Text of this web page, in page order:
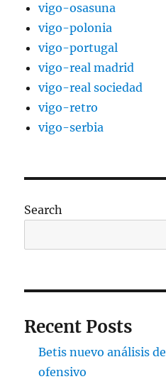
vigo-osasuna
vigo-polonia
vigo-portugal
vigo-real madrid
vigo-real sociedad
vigo-retro
vigo-serbia
Search
Recent Posts
Betis nuevo análisis
ofensivo